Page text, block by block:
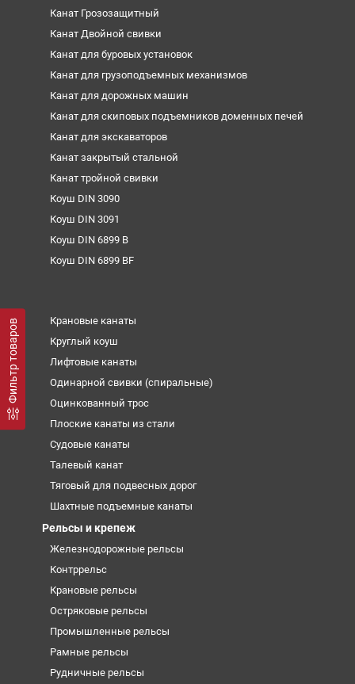
Фильтр товаров
Канат Грозозащитный
Канат Двойной свивки
Канат для буровых установок
Канат для грузоподъемных механизмов
Канат для дорожных машин
Канат для скиповых подъемников доменных печей
Канат для экскаваторов
Канат закрытый стальной
Канат тройной свивки
Коуш DIN 3090
Коуш DIN 3091
Коуш DIN 6899 B
Коуш DIN 6899 BF
Крановые канаты
Круглый коуш
Лифтовые канаты
Одинарной свивки (спиральные)
Оцинкованный трос
Плоские канаты из стали
Судовые канаты
Талевый канат
Тяговый для подвесных дорог
Шахтные подъемные канаты
Рельсы и крепеж
Железнодорожные рельсы
Контррельс
Крановые рельсы
Остряковые рельсы
Промышленные рельсы
Рамные рельсы
Рудничные рельсы